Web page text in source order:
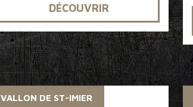
DÉCOUVRIR
VALLON DE ST-IMIER